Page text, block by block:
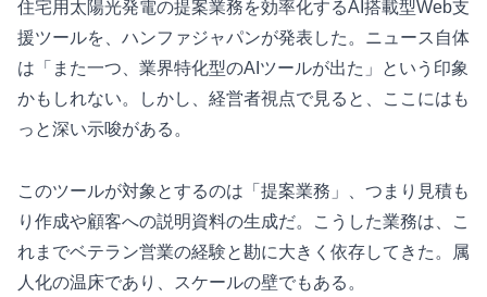
住宅用太陽光発電の提案業務を効率化するAI搭載型Web支
援ツールを、ハンファジャパンが発表した。ニュース自体
は「また一つ、業界特化型のAIツールが出た」という印象
かもしれない。しかし、経営者視点で見ると、ここにはも
っと深い示唆がある。
このツールが対象とするのは「提案業務」、つまり見積も
り作成や顧客への説明資料の生成だ。こうした業務は、こ
れまでベテラン営業の経験と勘に大きく依存してきた。属
人化の温床であり、スケールの壁でもある。